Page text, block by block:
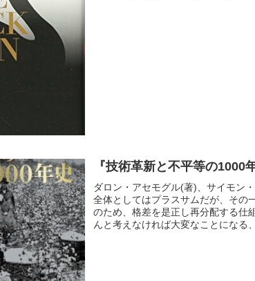
『技術革新と不平等の
ダロン・アセモグル(著)、サイモン
全体としてはプラスサムだが、その
のため、格差を是正し再分配する仕
んと考えなければ大変なことになる